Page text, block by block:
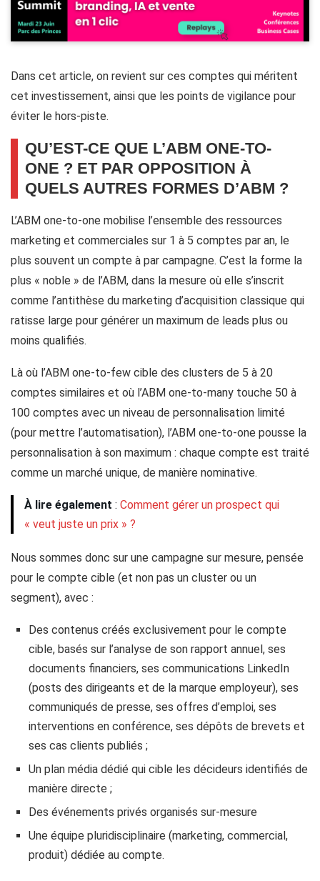
Dans cet article, on revient sur ces comptes qui méritent
cet investissement, ainsi que les points de vigilance pour
éviter le hors-piste.
QU’EST-CE QUE L’ABM ONE-TO-
ONE ? ET PAR OPPOSITION À
QUELS AUTRES FORMES D’ABM ?
L’ABM one-to-one mobilise l’ensemble des ressources
marketing et commerciales sur 1 à 5 comptes par an, le
plus souvent un compte à par campagne. C’est la forme la
plus « noble » de l’ABM, dans la mesure où elle s’inscrit
comme l’antithèse du marketing d’acquisition classique qui
ratisse large pour générer un maximum de leads plus ou
moins qualifiés.
Là où l’ABM one-to-few cible des clusters de 5 à 20
comptes similaires et où l’ABM one-to-many touche 50 à
100 comptes avec un niveau de personnalisation limité
(pour mettre l’automatisation), l’ABM one-to-one pousse la
personnalisation à son maximum : chaque compte est traité
comme un marché unique, de manière nominative.
À lire également : Comment gérer un prospect qui
« veut juste un prix » ?
Nous sommes donc sur une campagne sur mesure, pensée
pour le compte cible (et non pas un cluster ou un
segment), avec :
Des contenus créés exclusivement pour le compte
cible, basés sur l’analyse de son rapport annuel, ses
documents financiers, ses communications LinkedIn
(posts des dirigeants et de la marque employeur), ses
communiqués de presse, ses offres d’emploi, ses
interventions en conférence, ses dépôts de brevets et
ses cas clients publiés ;
Un plan média dédié qui cible les décideurs identifiés de
manière directe ;
Des événements privés organisés sur-mesure
Une équipe pluridisciplinaire (marketing, commercial,
produit) dédiée au compte.